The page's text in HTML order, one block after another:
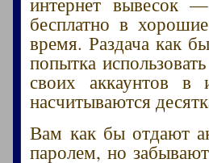
бесплатно в
время. Раздача как
попытка
своих аккаунтов
насчитываются
Вам как бы отдают
паролем, но